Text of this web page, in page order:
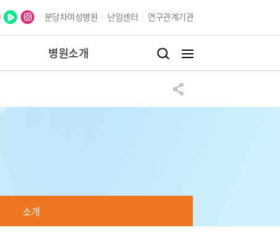
분당차여성병원 난임센터 연구관계기관
병원소개
소개